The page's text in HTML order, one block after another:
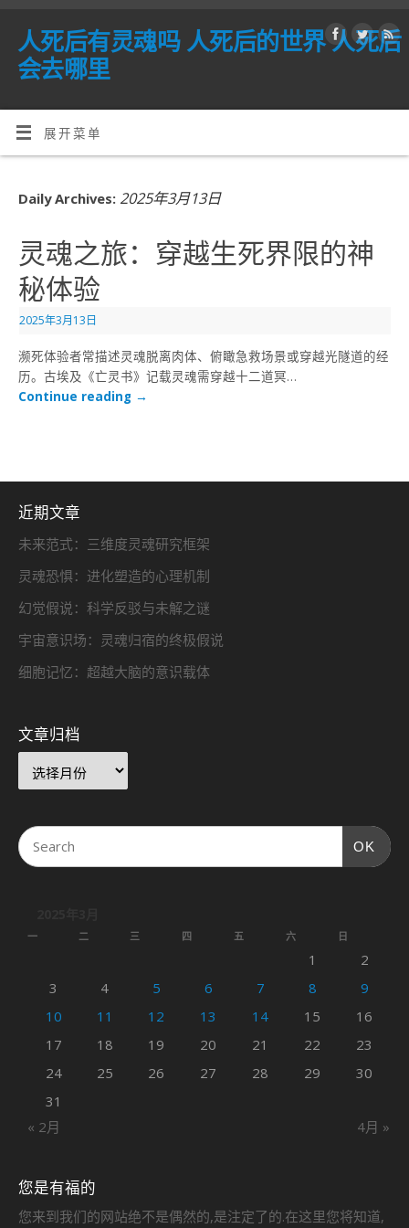
人死后有灵魂吗 人死后的世界 人死后
会去哪里
展开菜单
Daily Archives: 2025年3月13日
灵魂之旅：穿越生死界限的神
秘体验
2025年3月13日
濒死体验者常描述灵魂脱离肉体、俯瞰急救场景或穿越光隧道的经
历。古埃及《亡灵书》记载灵魂需穿越十二道冥…
Continue reading →
近期文章
未来范式：三维度灵魂研究框架
灵魂恐惧：进化塑造的心理机制
幻觉假说：科学反驳与未解之谜
宇宙意识场：灵魂归宿的终极假说
细胞记忆：超越大脑的意识载体
文章归档
OK
一 二 三 四 五 六 日
« 2月 4月 »
1
2
3
4 5 6 7 8
9
10
11 12 13 14 15
16
17
18 19 20 21 22
23
24
25 26 27 28 29
30
31
您是有福的
您来到我们的网站绝不是偶然的,是注定了的.在这里您将知道,